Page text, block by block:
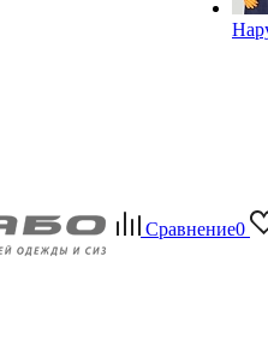
Сравнение0